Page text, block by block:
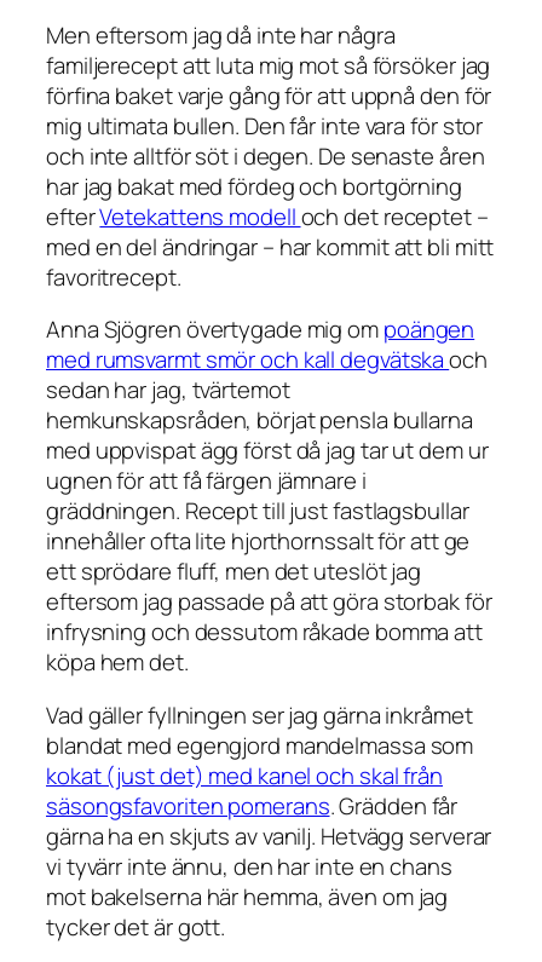
Men eftersom jag då inte har några
familjerecept att luta mig mot så försöker jag
förfina baket varje gång för att uppnå den för
mig ultimata bullen. Den får inte vara för stor
och inte alltför söt i degen. De senaste åren
har jag bakat med fördeg och bortgörning
efterVetekattens modelloch det receptet –
med en del ändringar – har kommit att bli mitt
favoritrecept.
Anna Sjögren övertygade mig ompoängen
med rumsvarmt smör och kall degvätskaoch
sedan har jag, tvärtemot
hemkunskapsråden, börjat pensla bullarna
med uppvispat ägg först då jag tar ut dem ur
ugnen för att få färgen jämnare i
gräddningen. Recept till just fastlagsbullar
innehåller ofta lite hjorthornssalt för att ge
ett sprödare fluff, men det uteslöt jag
eftersom jag passade på att göra storbak för
infrysning och dessutom råkade bomma att
köpa hem det.
Vad gäller fyllningen ser jag gärna inkråmet
blandat med egengjord mandelmassa som
kokat (just det) med kanel och skal från
säsongsfavoriten pomerans. Grädden får
gärna ha en skjuts av vanilj. Hetvägg serverar
vi tyvärr inte ännu, den har inte en chans
mot bakelserna här hemma, även om jag
tycker det är gott.